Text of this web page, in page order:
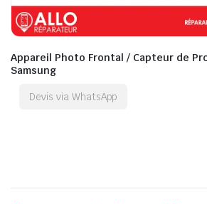
Appareil Photo Frontal / Capteur de
Samsung
Devis via WhatsApp